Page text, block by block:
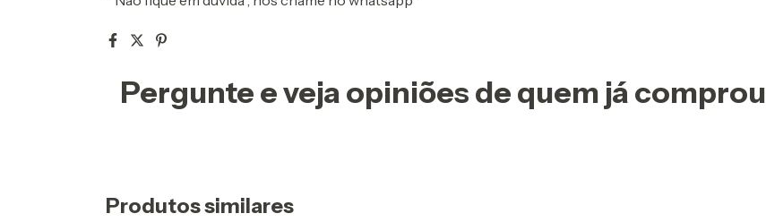
Pergunte e veja opiniões de quem já comprou
Produtos similares